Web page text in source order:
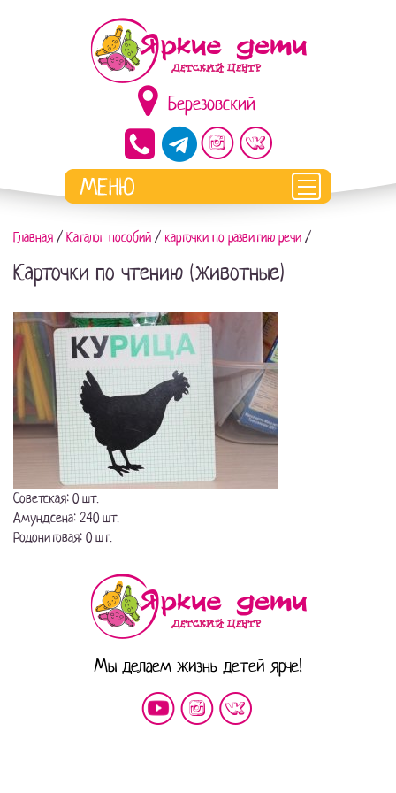
Березовский
Главная / Каталог пособий / карточки по развитию речи /
Карточки по чтению (животные)
Советская: 0 шт.
Амундсена: 240 шт.
Родонитовая: 0 шт.
Мы делаем жизнь детей ярче!